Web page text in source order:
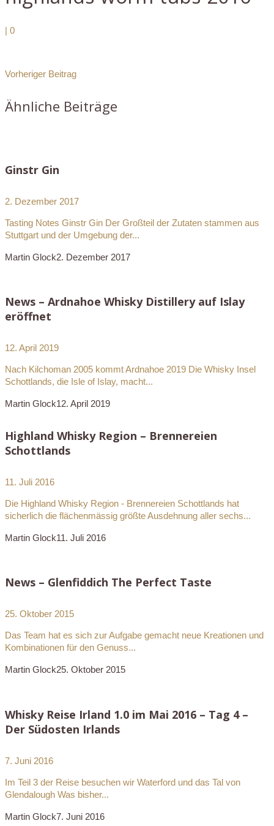
| 0
Vorheriger Beitrag
Ähnliche Beiträge
Ginstr Gin
2. Dezember 2017
Tasting Notes Ginstr Gin Der Großteil der Zutaten stammen aus
Stuttgart und der Umgebung der...
Martin Glock2. Dezember 2017
News – Ardnahoe Whisky Distillery auf Islay
eröffnet
12. April 2019
Nach Kilchoman 2005 kommt Ardnahoe 2019 Die Whisky Insel
Schottlands, die Isle of Islay, macht...
Martin Glock12. April 2019
Highland Whisky Region – Brennereien
Schottlands
11. Juli 2016
Die Highland Whisky Region - Brennereien Schottlands hat
sicherlich die flächenmässig größte Ausdehnung aller sechs...
Martin Glock11. Juli 2016
News – Glenfiddich The Perfect Taste
25. Oktober 2015
Das Team hat es sich zur Aufgabe gemacht neue Kreationen und
Kombinationen für den Genuss...
Martin Glock25. Oktober 2015
Whisky Reise Irland 1.0 im Mai 2016 – Tag 4 –
Der Südosten Irlands
7. Juni 2016
Im Teil 3 der Reise besuchen wir Waterford und das Tal von
Glendalough Was bisher...
Martin Glock7. Juni 2016